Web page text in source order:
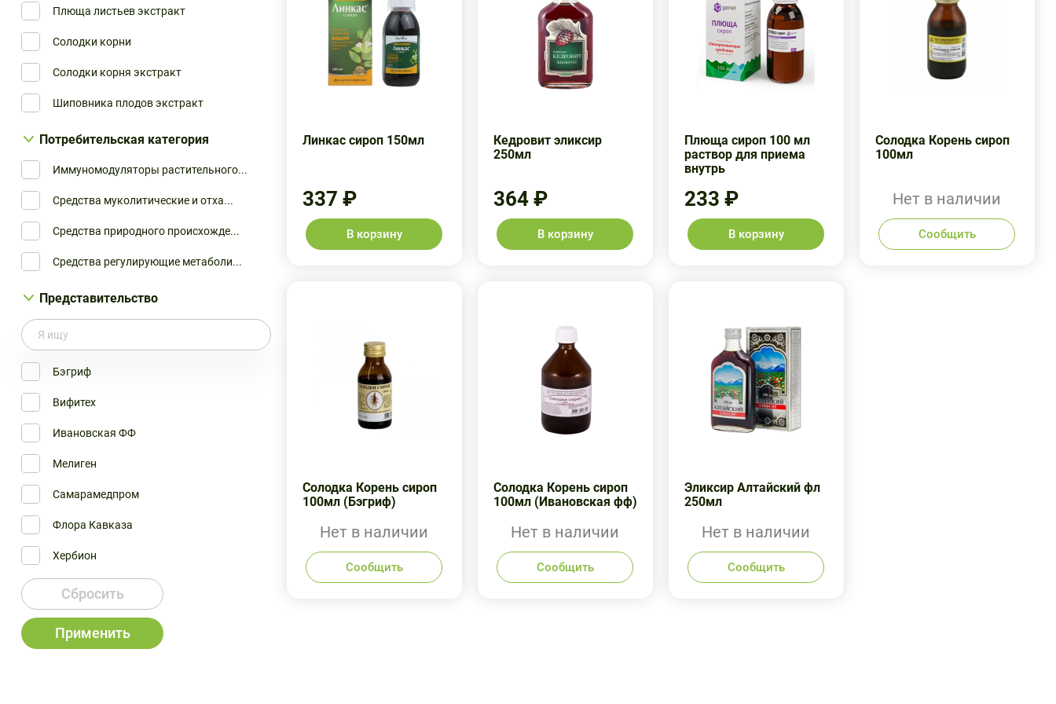
Ивановская Фармацевтическая Фа...
Мелиген ЗАО
Самарамедпром
Самарамедпром ОАО
Флора Кавказа ОАО
Плюща листьев экстракт
Солодки корни
Солодки корня экстракт
Шиповника плодов экстракт
Потребительская категория
Иммуномодуляторы растительного...
Средства муколитические и отха...
Средства природного происхожде...
Средства регулирующие метаболи...
Представительство
Бэгриф
Вифитех
Ивановская ФФ
Мелиген
Самарамедпром
Флора Кавказа
Хербион
Сбросить
Применить
Линкас сироп 150мл
337 ₽
В корзину
Кедровит эликсир
250мл
364 ₽
В корзину
Плюща сироп 100 мл
раствор для приема
внутрь
233 ₽
В корзину
Солодка Корень сироп
100мл
Нет в наличии
Сообщить
Солодка Корень сироп
100мл (Бэгриф)
Нет в наличии
Сообщить
Солодка Корень сироп
100мл (Ивановская фф)
Нет в наличии
Сообщить
Эликсир Алтайский фл
250мл
Нет в наличии
Сообщить